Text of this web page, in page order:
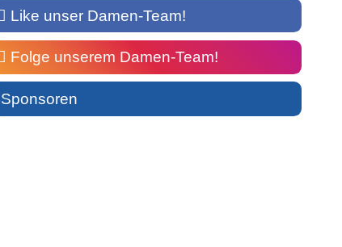
Like unser Damen-Team!
Folge unserem Damen-Team!
Sponsoren